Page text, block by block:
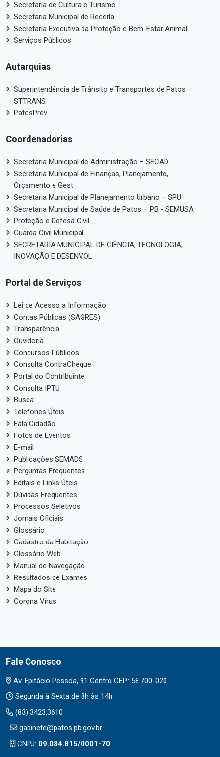
Secretaria de Cultura e Turismo
Secretaria Municipal de Receita
Secretaria Executiva da Proteção e Bem-Estar Animal
Serviços Públicos
Autarquias
Superintendência de Trânsito e Transportes de Patos –
STTRANS
PatosPrev
Coordenadorias
Secretaria Municipal de Administração – SECAD
Secretaria Municipal de Finanças, Planejamento,
Orçamento e Gest
Secretaria Municipal de Planejamento Urbano – SPU
Secretaria Municipal de Saúde de Patos – PB - SEMUSA;
Proteção e Defesa Civil
Guarda Civil Municipal
SECRETARIA MUNICIPAL DE CIÊNCIA, TECNOLOGIA,
INOVAÇÃO E DESENVOL
Portal de Serviços
Lei de Acesso a Informação
Contas Públicas (SAGRES)
Transparência
Ouvidoria
Concursos Públicos
Consulta ContraCheque
Portal do Contribuinte
Consulta IPTU
Busca
Telefones Úteis
Fala Cidadão
Fotos de Eventos
E-mail
Publicações SEMADS
Perguntas Frequentes
Editais e Links Úteis
Dúvidas Frequentes
Processos Seletivos
Jornais Oficiais
Glossário
Cadastro da Habitação
Glossário Web
Manual de Navegação
Resultados de Exames
Mapa do Site
Corona Vírus
Fale Conosco
Av. Epitácio Pessoa, 91 Centro CEP.: 58.700-020
Segunda à Sexta de 8h às 14h
(83) 3423.3610
gabinete@patos.pb.gov.br
CNPJ: 09.084.815/0001-70